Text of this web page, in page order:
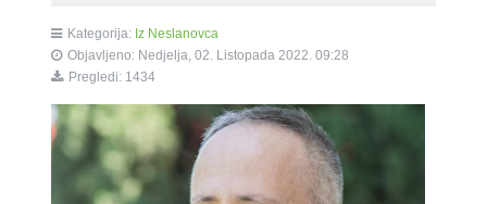
Kategorija: Iz Neslanovca
Objavljeno: Nedjelja, 02. Listopada 2022. 09:28
Pregledi: 1434